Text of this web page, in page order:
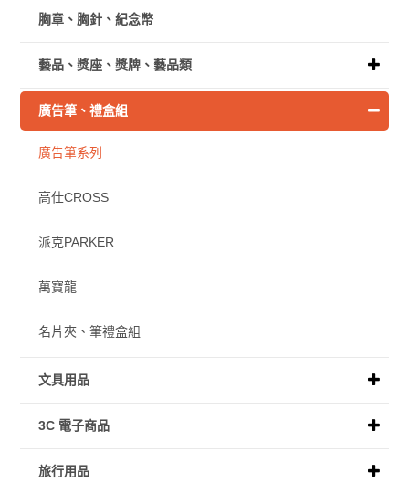
胸章、胸針、紀念幣
藝品、獎座、獎牌、藝品類
廣告筆、禮盒組
廣告筆系列
高仕CROSS
派克PARKER
萬寶龍
名片夾、筆禮盒組
文具用品
3C 電子商品
旅行用品